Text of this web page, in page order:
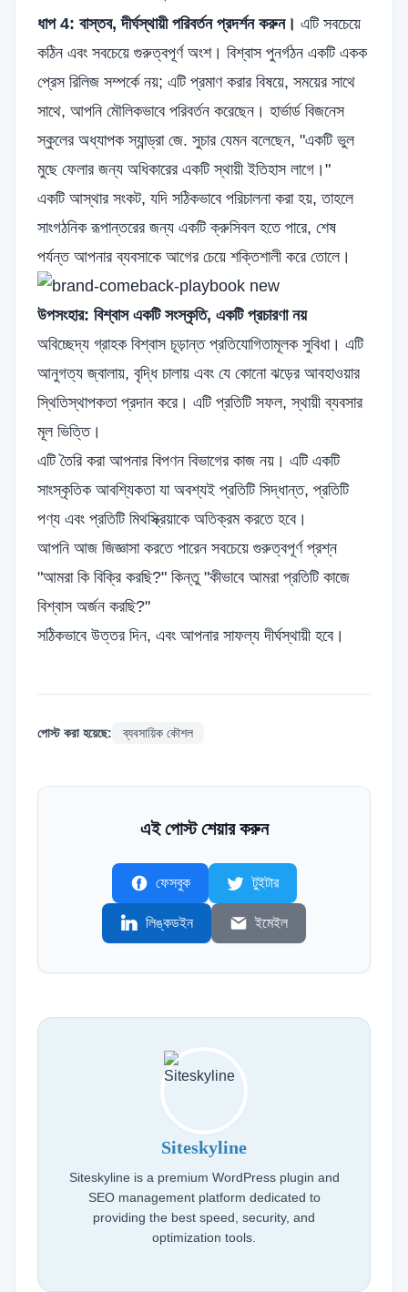
ধাপ 4: বাস্তব, দীর্ঘস্থায়ী পরিবর্তন প্রদর্শন করুন। এটি সবচেয়ে
কঠিন এবং সবচেয়ে গুরুত্বপূর্ণ অংশ। বিশ্বাস পুনর্গঠন একটি একক
প্রেস রিলিজ সম্পর্কে নয়; এটি প্রমাণ করার বিষয়ে, সময়ের সাথে
সাথে, আপনি মৌলিকভাবে পরিবর্তন করেছেন। হার্ভার্ড বিজনেস
স্কুলের অধ্যাপক স্যান্ড্রা জে. সুচার যেমন বলেছেন, "একটি ভুল
মুছে ফেলার জন্য অধিকারের একটি স্থায়ী ইতিহাস লাগে।"
একটি আস্থার সংকট, যদি সঠিকভাবে পরিচালনা করা হয়, তাহলে
সাংগঠনিক রূপান্তরের জন্য একটি ক্রুসিবল হতে পারে, শেষ
পর্যন্ত আপনার ব্যবসাকে আগের চেয়ে শক্তিশালী করে তোলে।
উপসংহার: বিশ্বাস একটি সংস্কৃতি, একটি প্রচারণা নয়
অবিচ্ছেদ্য গ্রাহক বিশ্বাস চূড়ান্ত প্রতিযোগিতামূলক সুবিধা। এটি
আনুগত্য জ্বালায়, বৃদ্ধি চালায় এবং যে কোনো ঝড়ের আবহাওয়ার
স্থিতিস্থাপকতা প্রদান করে। এটি প্রতিটি সফল, স্থায়ী ব্যবসার
মূল ভিত্তি।
এটি তৈরি করা আপনার বিপণন বিভাগের কাজ নয়। এটি একটি
সাংস্কৃতিক আবশ্যিকতা যা অবশ্যই প্রতিটি সিদ্ধান্ত, প্রতিটি
পণ্য এবং প্রতিটি মিথস্ক্রিয়াকে অতিক্রম করতে হবে।
আপনি আজ জিজ্ঞাসা করতে পারেন সবচেয়ে গুরুত্বপূর্ণ প্রশ্ন
"আমরা কি বিক্রি করছি?" কিন্তু "কীভাবে আমরা প্রতিটি কাজে
বিশ্বাস অর্জন করছি?"
সঠিকভাবে উত্তর দিন, এবং আপনার সাফল্য দীর্ঘস্থায়ী হবে।
পোস্ট করা হয়েছে: ব্যবসায়িক কৌশল
এই পোস্ট শেয়ার করুন
ফেসবুক টুইটার
লিঙ্কডইন ইমেইল
Siteskyline
Siteskyline is a premium WordPress plugin and
SEO management platform dedicated to
providing the best speed, security, and
optimization tools.